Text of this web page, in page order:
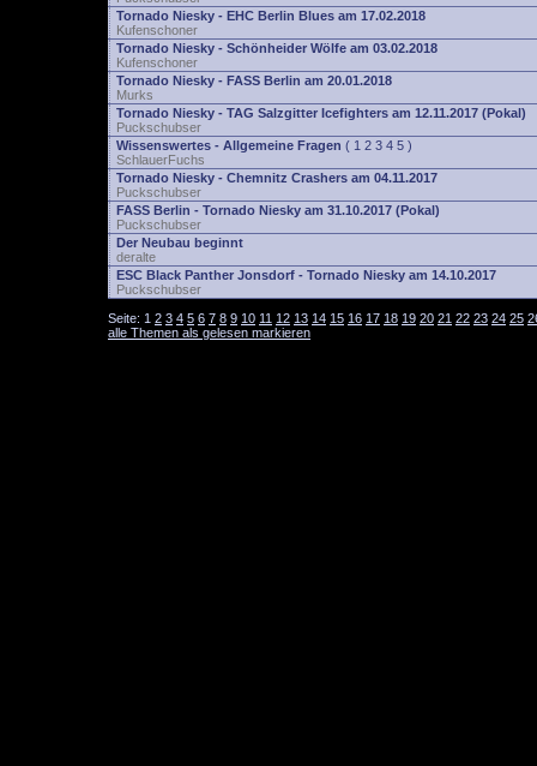
Tornado Niesky - EHC Berlin Blues am 17.02.2018
Kufenschoner
Tornado Niesky - Schönheider Wölfe am 03.02.2018
Kufenschoner
Tornado Niesky - FASS Berlin am 20.01.2018
Murks
Tornado Niesky - TAG Salzgitter Icefighters am 12.11.2017 (Pokal)
Puckschubser
Wissenswertes - Allgemeine Fragen ( 1 2 3 4 5 )
SchlauerFuchs
Tornado Niesky - Chemnitz Crashers am 04.11.2017
Puckschubser
FASS Berlin - Tornado Niesky am 31.10.2017 (Pokal)
Puckschubser
Der Neubau beginnt
deralte
ESC Black Panther Jonsdorf - Tornado Niesky am 14.10.2017
Puckschubser
Seite: 1 2 3 4 5 6 7 8 9 10 11 12 13 14 15 16 17 18 19 20 21 22 23 24 25
alle Themen als gelesen markieren